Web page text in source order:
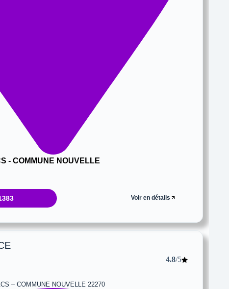
- COMMUNE NOUVELLE
Voir en détails
4.8/5
– COMMUNE NOUVELLE 22270